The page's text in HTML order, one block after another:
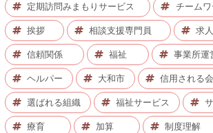
定期訪問みまもりサービス チームワ
挨拶 相談支援専門員 求人
信頼関係 福祉 事業所運
ヘルパー 大和市 信用される
選ばれる組織 福祉サービス
療育 加算 制度理解